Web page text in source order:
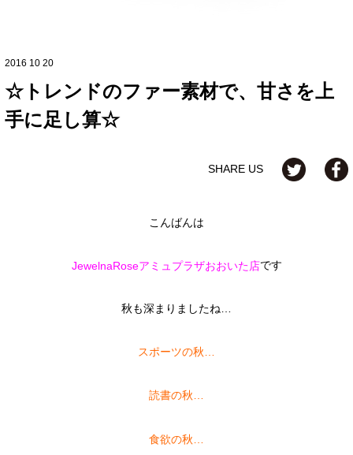
2016 10 20
☆トレンドのファー素材で、甘さを上
手に足し算☆
SHARE US
こんばんは
JewelnaRoseアミュプラザおおいた店です
秋も深まりましたね…
スポーツの秋…
読書の秋…
食欲の秋…